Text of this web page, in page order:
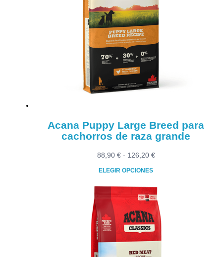
variantes.
Las
opciones
se
pueden
elegir
en
la
Acana Puppy Large Breed para
cachorros de raza grande
88,90 € - 126,20 €Rango
desde
88,90 €
hasta
126,20 €
ELEGIR OPCIONES
Este
producto
múltiples
variantes.
Las
opciones